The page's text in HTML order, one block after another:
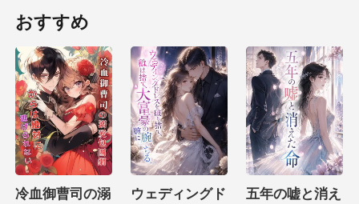
たら、心は痛んだ。 「もういい」とデビー
おすすめ
冷血御曹司の溺
ウェディングド
五年の嘘と消え